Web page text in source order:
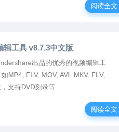
阅读全文
工具 v8.7.3中文版
出品的优秀的视频编辑工
MP4, FLV, MOV, AVI, MKV, FLV,
支持DVD刻录等...
阅读全文